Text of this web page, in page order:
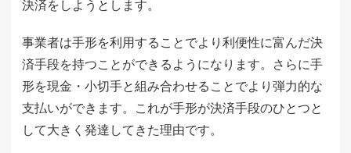
決済をしようとします。
事業者は手形を利用することでより利便性に富んだ決
済手段を持つことができるようになります。さらに手
形を現金・小切手と組み合わせることでより弾力的な
支払いができます。これが手形が決済手段のひとつと
して大きく発達してきた理由です。